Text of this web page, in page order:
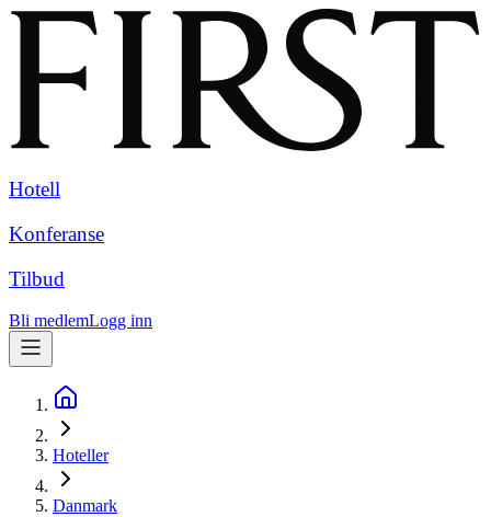
Hotell
Konferanse
Tilbud
Bli medlemLogg inn
Hoteller
Danmark